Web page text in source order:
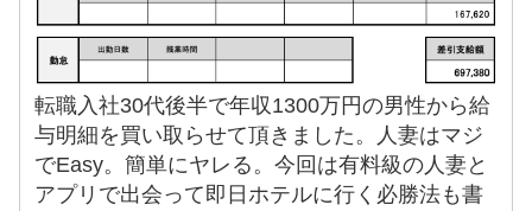
転職入社30代後半で年収1300万円の男性から給
与明細を買い取らせて頂きました。人妻はマジ
でEasy。簡単にヤレる。今回は有料級の人妻と
アプリで出会って即日ホテルに行く必勝法も書